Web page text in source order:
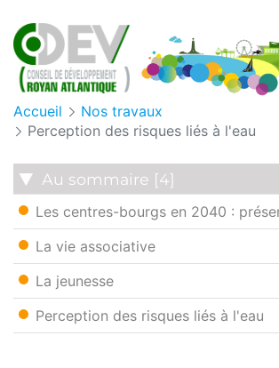
Accueil
Nos travaux
Perception des risques liés à l'eau
Au sommaire [4]
Les centres-bourgs en 2040 :
La vie associative
La jeunesse
Perception des risques liés à l'eau